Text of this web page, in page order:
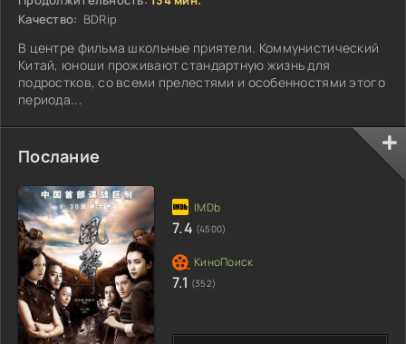
Качество: BDRip
В центре фильма школьные приятели. Коммунистический
Китай, юноши проживают стандартную жизнь для
подростков, со всеми прелестями и особенностями этого
периода...
Послание
7.4 (4500)
7.1 (352)